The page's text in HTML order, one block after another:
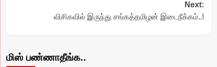
Next:
விசிகவில் இருந்து சங்கத்தமிழன் இடைநீக்கம்..!
மிஸ் பண்ணாதீங்க..